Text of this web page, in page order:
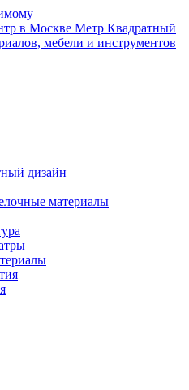
дизайн
материалы